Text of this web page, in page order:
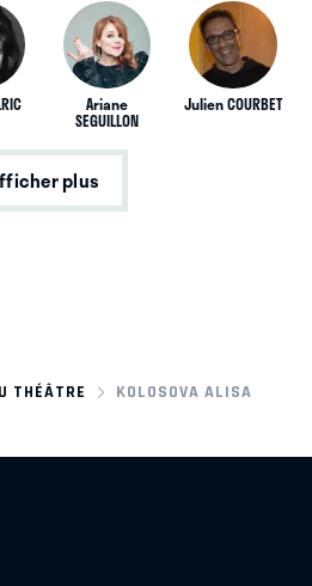
Ariane
SEGUILLON
Julien COURBET
plus
THÉÂTRE KOLOSOVA ALISA